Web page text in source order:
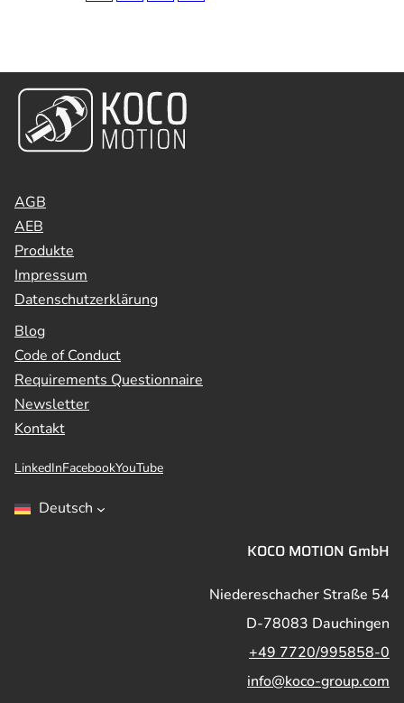
AGB
AEB
Produkte
Impressum
Datenschutzerklärung
Blog
Code of Conduct
Requirements Questionnaire
Newsletter
Kontakt
LinkedInFacebookYouTube
Deutsch
KOCO MOTION GmbH
Niedereschacher Straße 54
D-78083 Dauchingen
+49 7720/995858-0
info@koco-group.com